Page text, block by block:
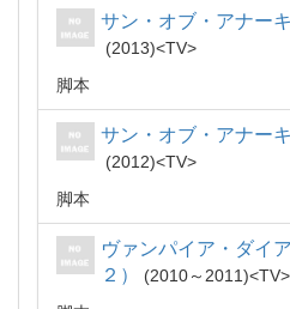
サン・オブ・アナー
2013
TV
脚本
サン・オブ・アナー
2012
TV
脚本
ヴァンパイア・ダイ
２）
2010～2011
TV